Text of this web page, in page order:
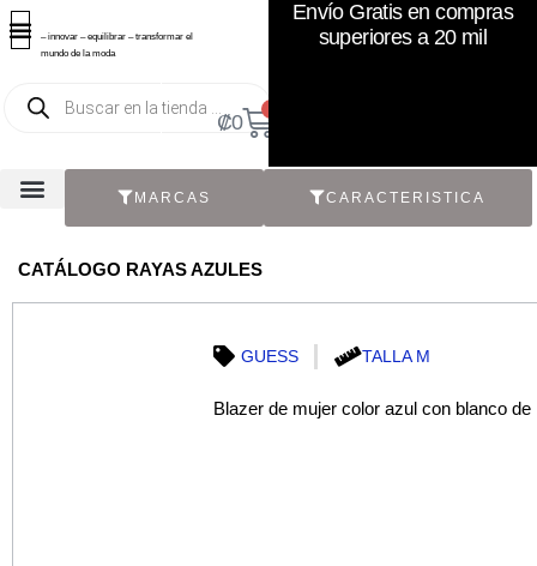
– innovar – equilibrar – transformar el
mundo de la moda
₡0
Envío Gratis en compras
superiores a 20 mil
MARCAS CARACTERISTICA
CATÁLOGO RAYAS AZULES
GUESS TALLA M
Blazer de mujer color azul con blanco